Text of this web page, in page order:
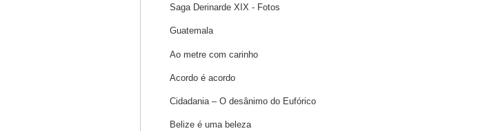
Saga Derinarde XIX - Fotos
Guatemala
Ao metre com carinho
Acordo é acordo
Cidadania – O desânimo do Eufórico
Belize é uma beleza